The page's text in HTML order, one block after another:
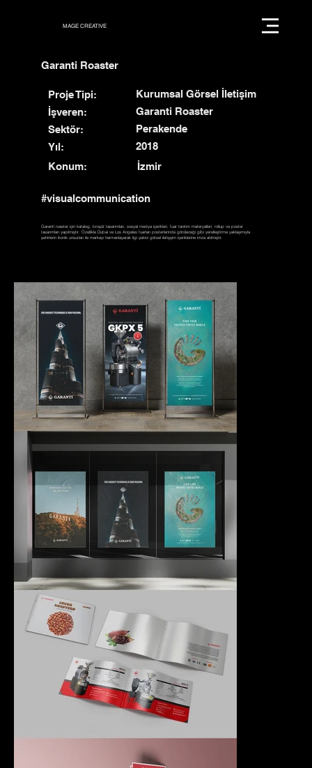
MAGE CREATIVE
Garanti Roaster
Proje Tipi:
Kurumsal Görsel İletişim
İşveren:
Garanti Roaster
Sektör:
Perakende
Yıl:
2018
Konum:
İzmir
#visualcommunication
Garanti roaster için katalog, broşür tasarımları, sosyal medya içerikleri, fuar tanıtım materyalleri, rollup ve poster
tasarımları yapılmıştır. Özellikle Dubai ve Los Angeles fuarları posterlerinde görüleceği gibi yerelleştirme yaklaşımıyla
şehirlerin ikonik unsurları ile markayı harmanlayarak ilgi çekici görsel iletişşim içeriklerine imza atılmıştır.